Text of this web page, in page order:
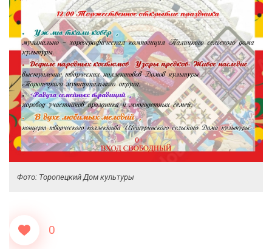
Фото: Торопецкий Дом культуры
0